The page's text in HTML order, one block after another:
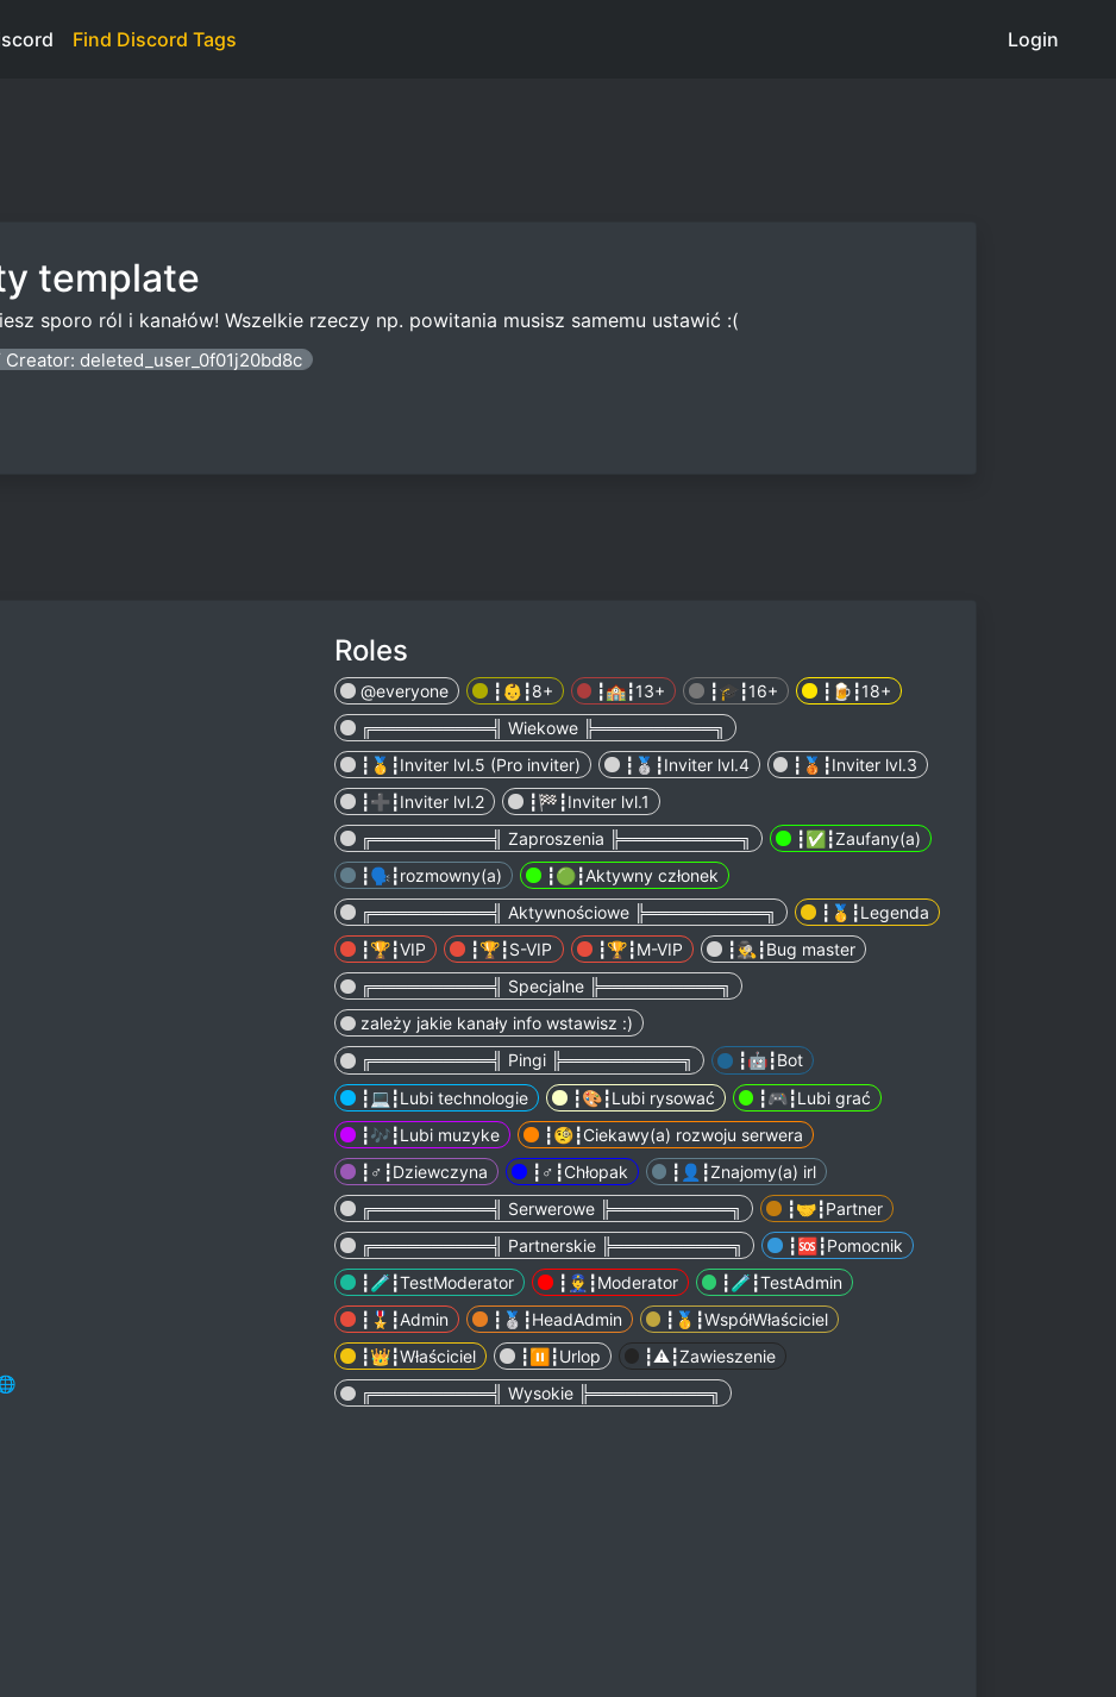
Find Discord Tags Login
template
sporo ról i kanałów! Wszelkie rzeczy np. powitania musisz samemu ustawić :(
Creator: deleted_user_0f01j20bd8c
Roles
@everyone ┇👶┇8+ ┇🏫┇13+ ┇🎓┇16+
┇🍺┇18+
╔══════════╣ Wiekowe ╠══════════╗
┇🥇┇Inviter lvl.5 (Pro inviter)
┇🥈┇Inviter lvl.4
┇🥉┇Inviter lvl.3
┇➕┇Inviter lvl.2
┇🏁┇Inviter lvl.1
╔══════════╣ Zaproszenia ╠══════════╗
┇✅┇Zaufany(a)
┇🗣┇rozmowny(a)
┇🟢┇Aktywny członek
╔══════════╣ Aktywnościowe ╠══════════╗
┇🥇┇Legenda
┇🏆┇VIP
┇🏆┇S-VIP ┇🏆┇M-VIP
┇🕵️‍♂️┇Bug master
╔══════════╣ Specjalne ╠══════════╗
zależy jakie kanały info wstawisz :)
╔══════════╣ Pingi ╠══════════╗
┇🤖┇Bot
┇💻┇Lubi technologie
┇🎨┇Lubi rysować
┇🎮┇Lubi grać
┇🎶┇Lubi muzyke
┇🧐┇Ciekawy(a) rozwoju serwera
┇♂️┇Dziewczyna
┇♂️┇Chłopak
┇👤┇Znajomy(a) irl
╔══════════╣ Serwerowe ╠══════════╗
┇🤝┇Partner
╔══════════╣ Partnerskie ╠══════════╗
┇🆘┇Pomocnik
┇🧪┇TestModerator
┇👮‍♂️┇Moderator
┇🧪┇TestAdmin
┇🎖┇Admin
┇🥈┇HeadAdmin
┇🥇┇WspółWłaściciel
┇👑┇Właściciel
┇⏸┇Urlop
┇⚠️┇Zawieszenie
╔══════════╣ Wysokie ╠══════════╗